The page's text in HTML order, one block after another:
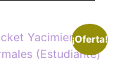
¡Oferta!